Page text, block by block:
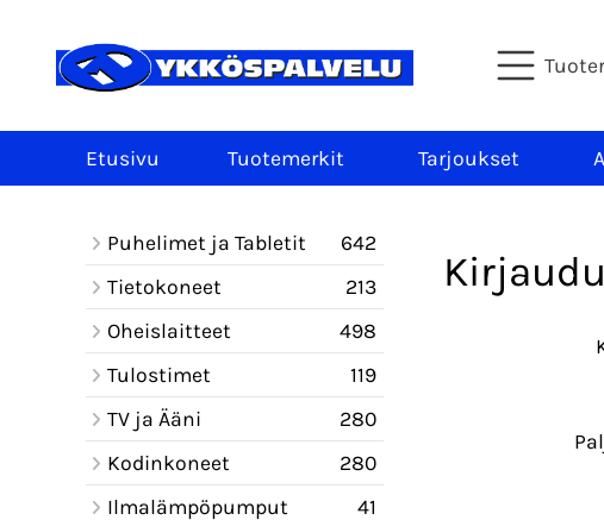
Etusivu Tuotemerkit Tarjoukset
Puhelimet ja Tabletit
642
Tietokoneet
213
Oheislaitteet
498
Tulostimet
119
TV ja Ääni
280
Kodinkoneet
280
Ilmalämpöpumput
41